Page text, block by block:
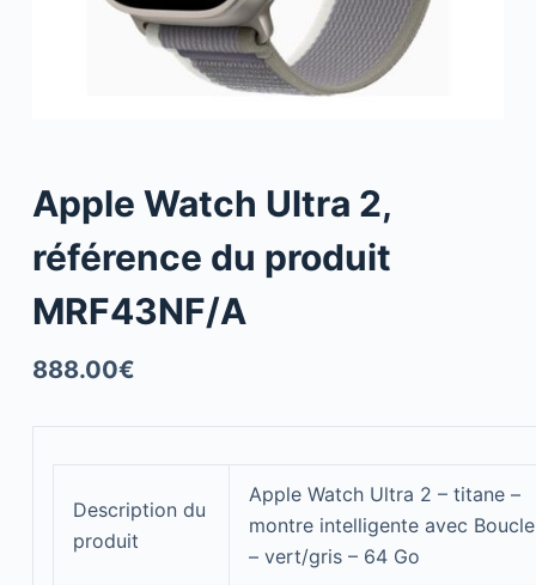
Apple Watch Ultra 2,
référence du produit
MRF43NF/A
888.00€
Description du
produit
Apple Watch Ultra 2 – titane –
montre intelligente avec
– vert/gris – 64 Go